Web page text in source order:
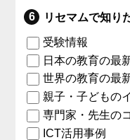
リセマムで知り
受験情報
日本の教育の最
世界の教育の最
親子・子どもの
専門家・先生の
ICT活用事例